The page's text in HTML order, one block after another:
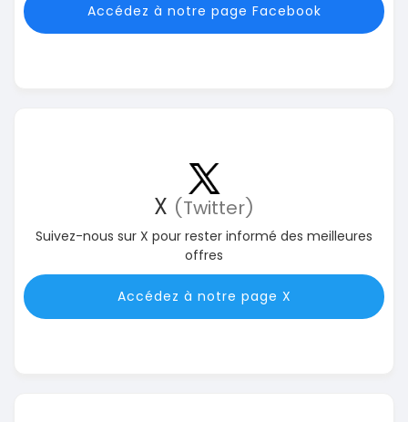
Accédez à notre page Facebook
X (Twitter)
Suivez-nous sur X pour rester informé des meilleures
offres
Accédez à notre page X